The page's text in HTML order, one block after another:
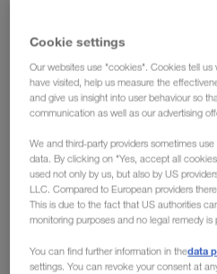
Exklusive Services
Potenzial für neue
Erfolg durch
Cookie settings
Our websites use "cookies". Cookies tell
have visited, help us measure the
and give us insight into user behaviour so
communication as well as our advertising
We and third-party providers sometimes
data. By clicking on "Yes, accept all
used not only by us, but also by US
LLC. Compared to European providers
This is due to the fact that US authorities
monitoring purposes and no legal remedy is
You can find further information in thedata
settings. You can revoke your consent at